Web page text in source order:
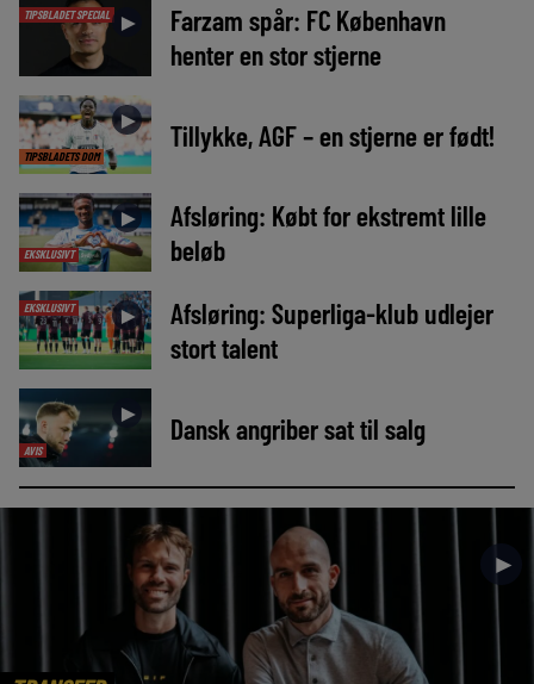
TIPSBLADET SPECIAL ►
Farzam spår: FC København
henter en stor stjerne
TIPSBLADETS DOM
► Tillykke, AGF – en stjerne er født!
EKSKLUSIVT
►
Afsløring: Købt for ekstremt lille
beløb
EKSKLUSIVT ►
Afsløring: Superliga-klub udlejer
stort talent
AVIS
► Dansk angriber sat til salg
►